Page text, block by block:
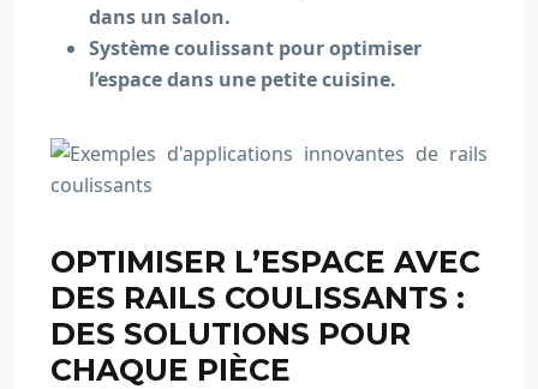
dans un salon.
Système coulissant pour optimiser
l’espace dans une petite cuisine.
OPTIMISER L’ESPACE AVEC
DES RAILS COULISSANTS :
DES SOLUTIONS POUR
CHAQUE PIÈCE